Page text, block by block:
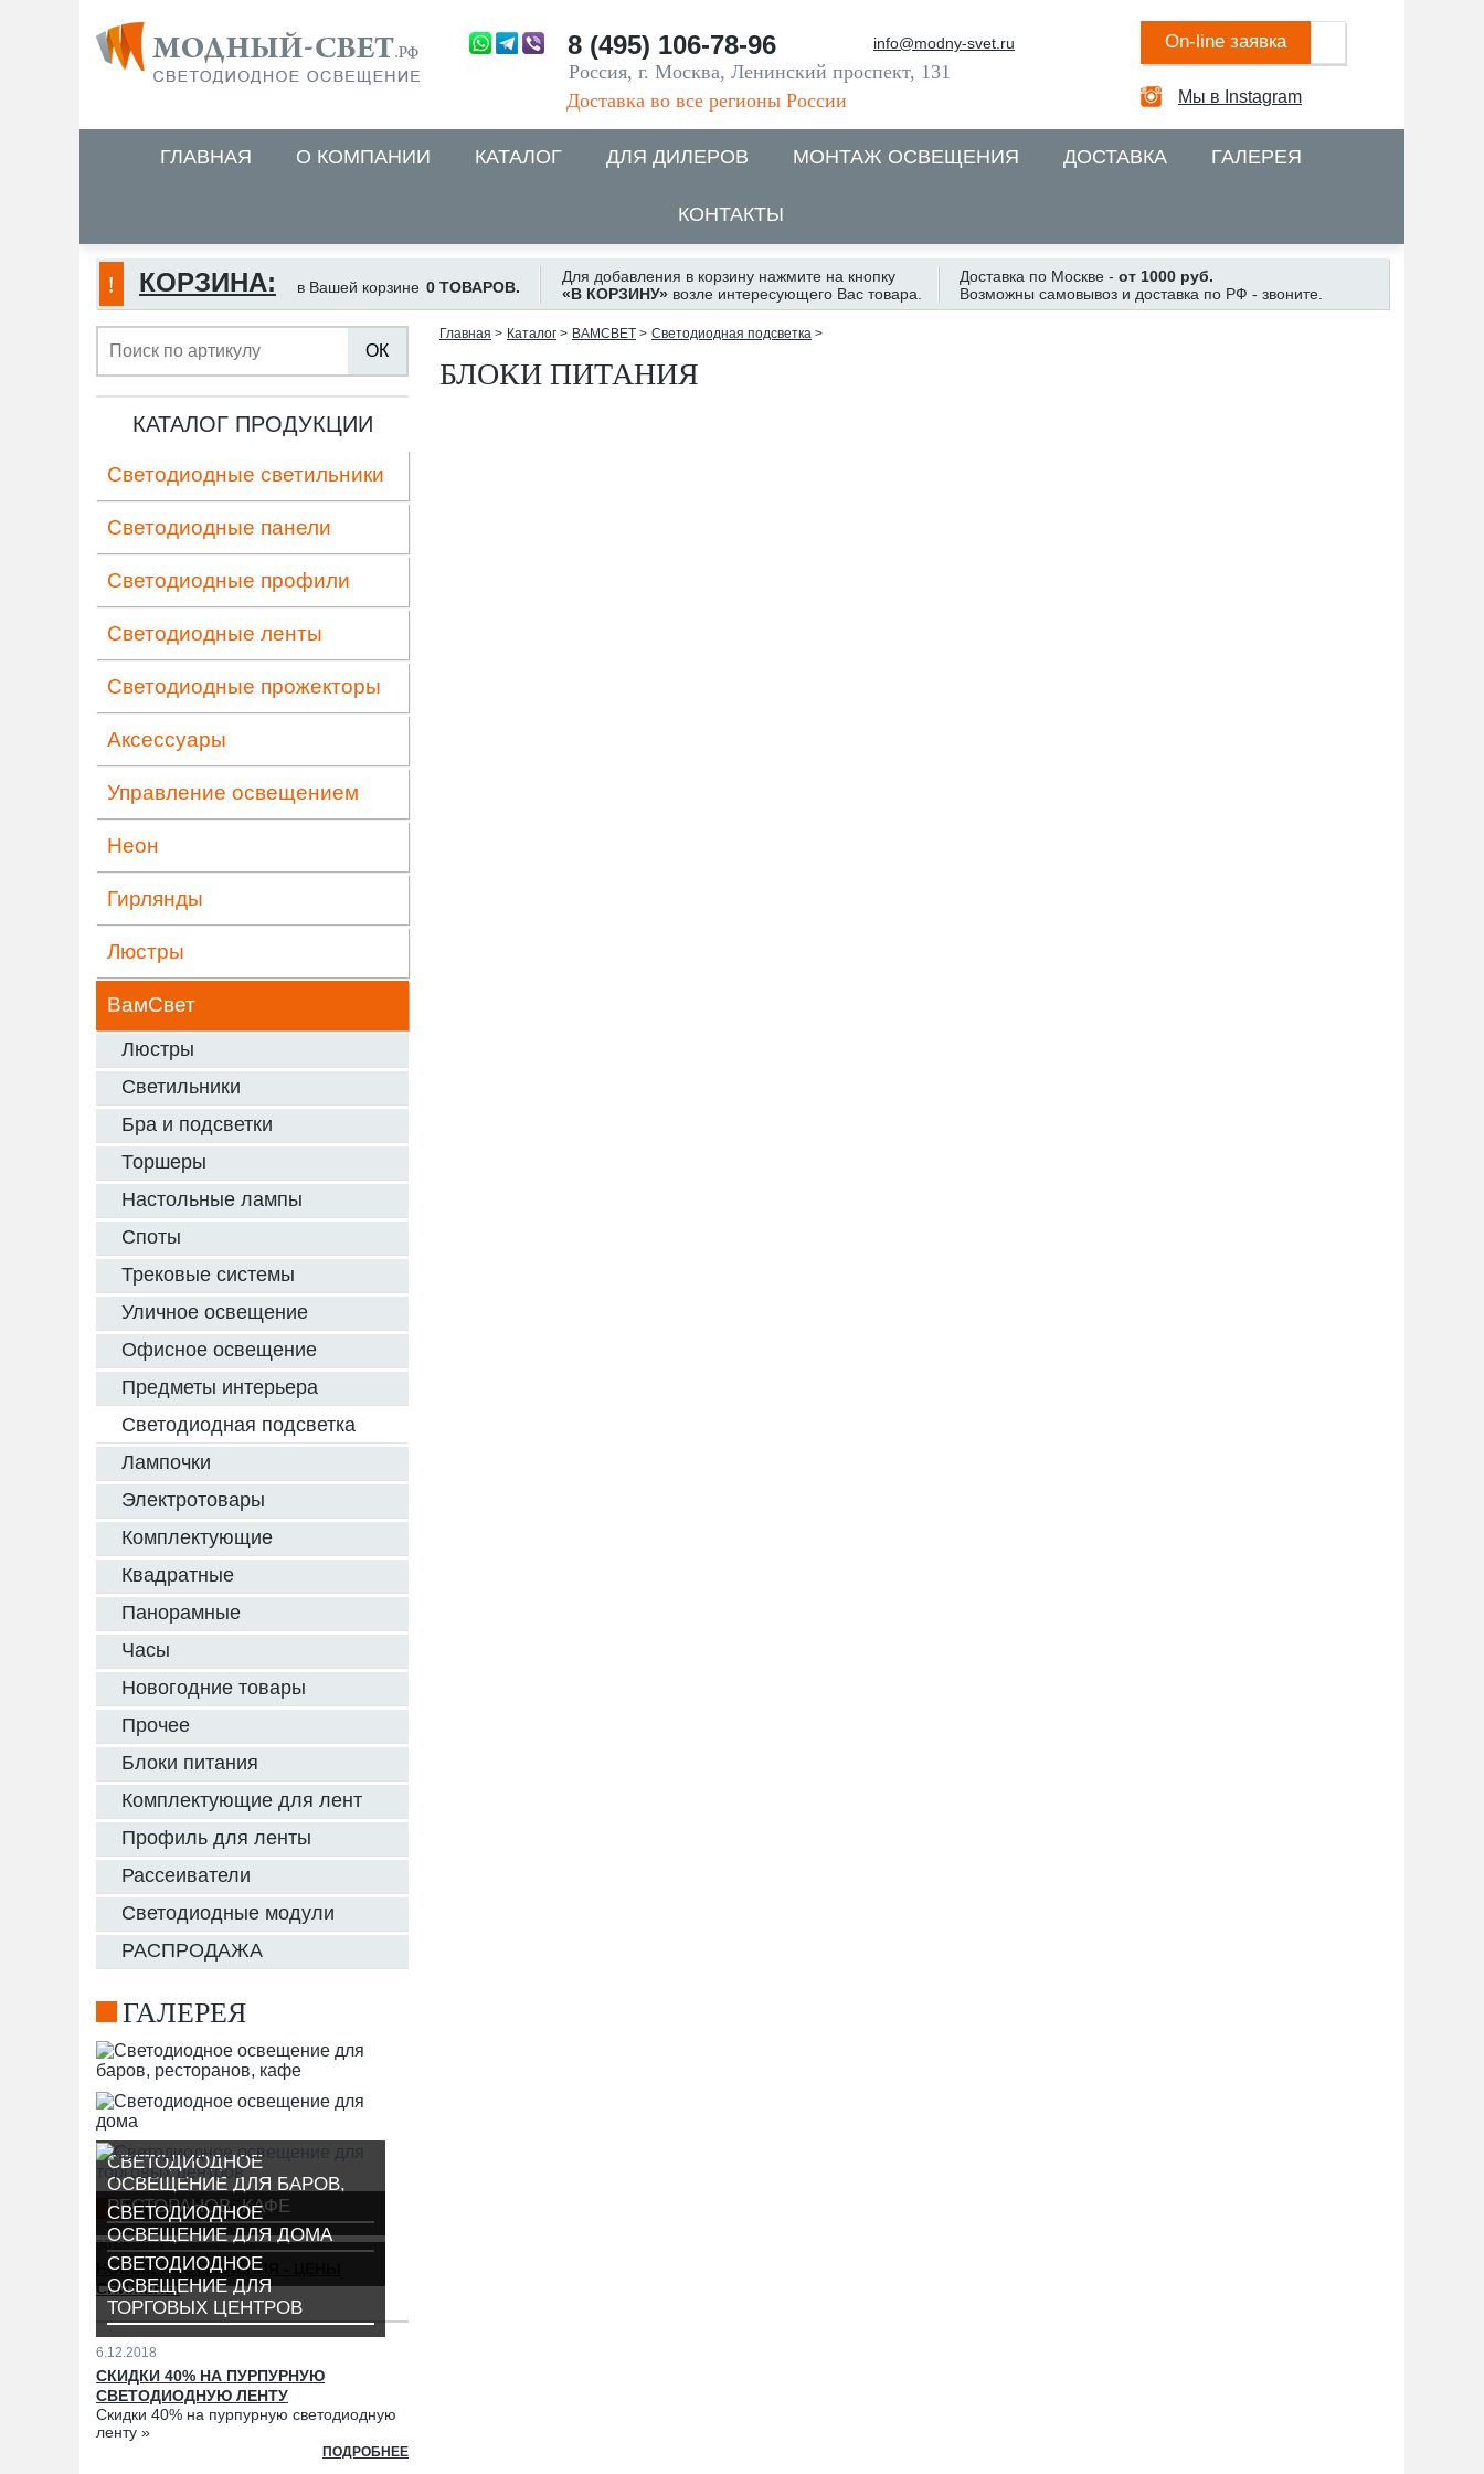
8 (495) 106-78-96 info@modny-svet.ru
Россия, г. Москва, Ленинский проспект, 131
Доставка во все регионы России
On-line заявка
Мы в Instagram
ГЛАВНАЯ О КОМПАНИИ КАТАЛОГ ДЛЯ ДИЛЕРОВ МОНТАЖ ОСВЕЩЕНИЯ ДОСТАВКА ГАЛЕРЕЯ
КОНТАКТЫ
КОРЗИНА: в Вашей корзине 0 ТОВАРОВ.
Для добавления в корзину нажмите на кнопку
«В КОРЗИНУ» возле интересующего Вас товара.
Доставка по Москве - от 1000 руб.
Возможны самовывоз и доставка по РФ - звоните.
ОК
КАТАЛОГ ПРОДУКЦИИ
Светодиодные светильники
Светодиодные панели
Светодиодные профили
Светодиодные ленты
Светодиодные прожекторы
Аксессуары
Управление освещением
Неон
Гирлянды
Люстры
ВамСвет
Люстры
Светильники
Бра и подсветки
Торшеры
Настольные лампы
Споты
Трековые системы
Уличное освещение
Офисное освещение
Предметы интерьера
Светодиодная подсветка
Лампочки
Электротовары
Комплектующие
Квадратные
Панорамные
Часы
Новогодние товары
Прочее
Блоки питания
Комплектующие для лент
Профиль для ленты
Рассеиватели
Светодиодные модули
РАСПРОДАЖА
ГАЛЕРЕЯ
СВЕТОДИОДНОЕ
ОСВЕЩЕНИЕ ДЛЯ БАРОВ,
РЕСТОРАНОВ, КАФЕ
СВЕТОДИОДНОЕ
ОСВЕЩЕНИЕ ДЛЯ ДОМА
СВЕТОДИОДНОЕ
ОСВЕЩЕНИЕ ДЛЯ
ТОРГОВЫХ ЦЕНТРОВ
НОВОСТИ
30.05.2019
НОВЫЕ ПОСТУПЛЕНИЯ - ЦЕНЫ
СНИЖЕНЫ
6.12.2018
СКИДКИ 40% НА ПУРПУРНУЮ
СВЕТОДИОДНУЮ ЛЕНТУ
Скидки 40% на пурпурную светодиодную
ленту »
ПОДРОБНЕЕ
Главная > Каталог > ВАМСВЕТ > Светодиодная подсветка >
БЛОКИ ПИТАНИЯ